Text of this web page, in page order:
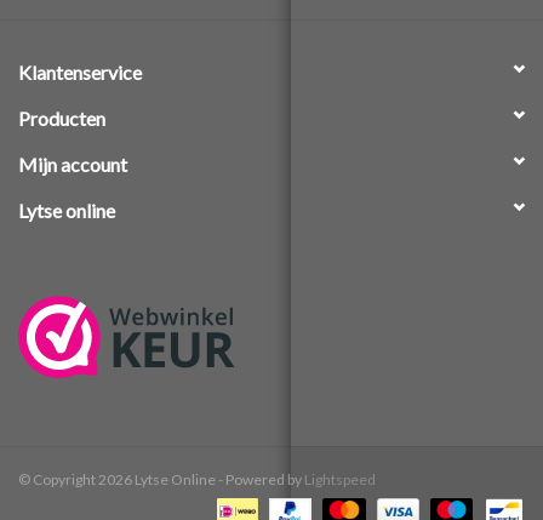
Klantenservice
Producten
Mijn account
Lytse online
© Copyright 2026 Lytse Online - Powered by Lightspeed